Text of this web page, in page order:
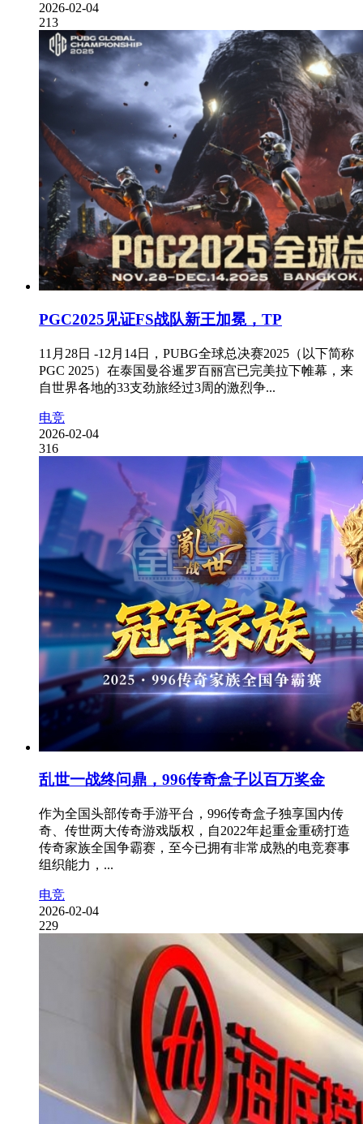
2026-02-04
213
PGC2025见证FS战队新王加冕，TP
11月28日 -12月14日，PUBG全球总决赛2025（以下简称
PGC 2025）在泰国曼谷暹罗百丽宫已完美拉下帷幕，来
自世界各地的33支劲旅经过3周的激烈争...
电竞
2026-02-04
316
乱世一战终问鼎，996传奇盒子以百万奖金
作为全国头部传奇手游平台，996传奇盒子独享国内传
奇、传世两大传奇游戏版权，自2022年起重金重磅打造
传奇家族全国争霸赛，至今已拥有非常成熟的电竞赛事
组织能力，...
电竞
2026-02-04
229